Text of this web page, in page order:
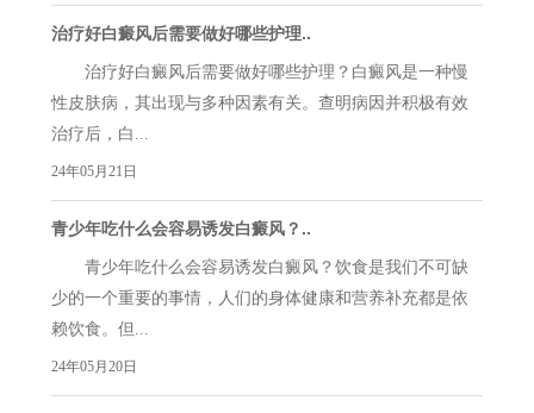
治疗好白癜风后需要做好哪些护理..
治疗好白癜风后需要做好哪些护理？白癜风是一种慢
性皮肤病，其出现与多种因素有关。查明病因并积极有效
治疗后，白...
24年05月21日
青少年吃什么会容易诱发白癜风？..
青少年吃什么会容易诱发白癜风？饮食是我们不可缺
少的一个重要的事情，人们的身体健康和营养补充都是依
赖饮食。但...
24年05月20日